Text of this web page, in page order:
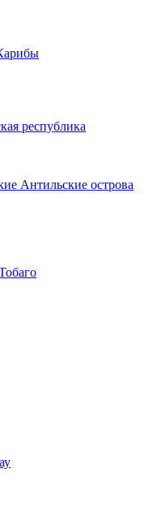
республика
Антильские острова